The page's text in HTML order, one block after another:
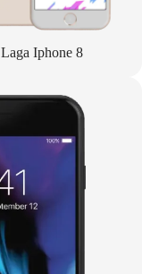
Laga Iphone 8